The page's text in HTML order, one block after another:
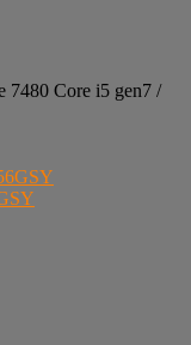
7480 Core i5 gen7 /